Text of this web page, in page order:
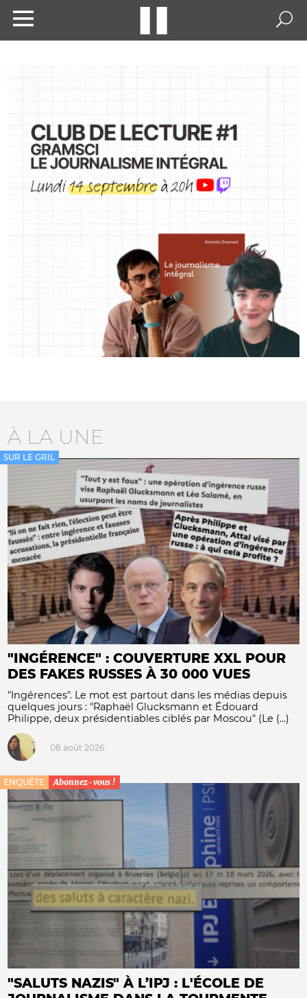
À LA UNE
SUR LE GRIL
"INGÉRENCE" : COUVERTURE XXL POUR
DES FAKES RUSSES À 30 000 VUES
"Ingérences". Le mot est partout dans les médias depuis
quelques jours : "Raphaël Glucksmann et Édouard
Philippe, deux présidentiables ciblés par Moscou" (Le (...)
08 août 2026
ENQUÊTE Abonnez-vous !
"SALUTS NAZIS" À L’IPJ : L'ÉCOLE DE